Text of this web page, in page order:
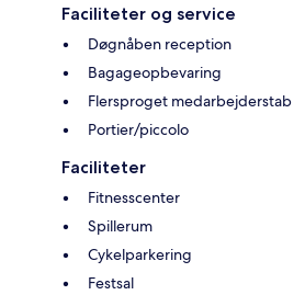
Faciliteter og service
Døgnåben reception
Bagageopbevaring
Flersproget medarbejderstab
Portier/piccolo
Faciliteter
Fitnesscenter
Spillerum
Cykelparkering
Festsal